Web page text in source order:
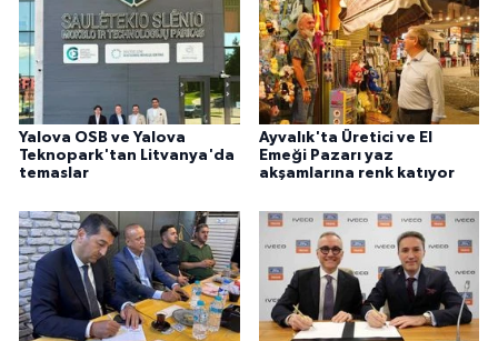
Yalova OSB ve Yalova
Teknopark'tan Litvanya'da
temaslar
Ayvalık'ta Üretici ve El
Emeği Pazarı yaz
akşamlarına renk katıyor